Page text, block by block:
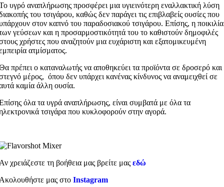
υγρό αναπλήρωσης προσφέρει μια υγιεινότερη εναλλακτική λύση
του τσιγάρου, καθώς δεν παράγει τις επιβλαβείς ουσίες που
στον καπνό του παραδοσιακού τσιγάρου. Επίσης, η ποικιλία
γεύσεων και η προσαρμοστικότητά του το καθιστούν δημοφιλές
χρήστες που αναζητούν μια ευχάριστη και εξατομικευμένη
ατμίσματος.
πρέπει ο καταναλωτής να αποθηκεύει τα προϊόντα σε δροσερό και
μέρος, όπου δεν υπάρχει κανένας κίνδυνος να αναμειχθεί σε
καμία άλλη ουσία.
όλα τα υγρά αναπλήρωσης, είναι συμβατά με όλα τα
τσιγάρα που κυκλοφορούν στην αγορά.
χρειάζεστε τη βοήθεια μας βρείτε μας εδώ
μας στο Instagram